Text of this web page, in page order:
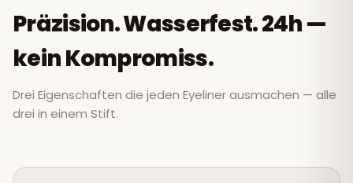
Präzision. Wasserfest. 24h —
kein Kompromiss.
Drei Eigenschaften die jeden Eyeliner ausmachen — alle
drei in einem Stift.